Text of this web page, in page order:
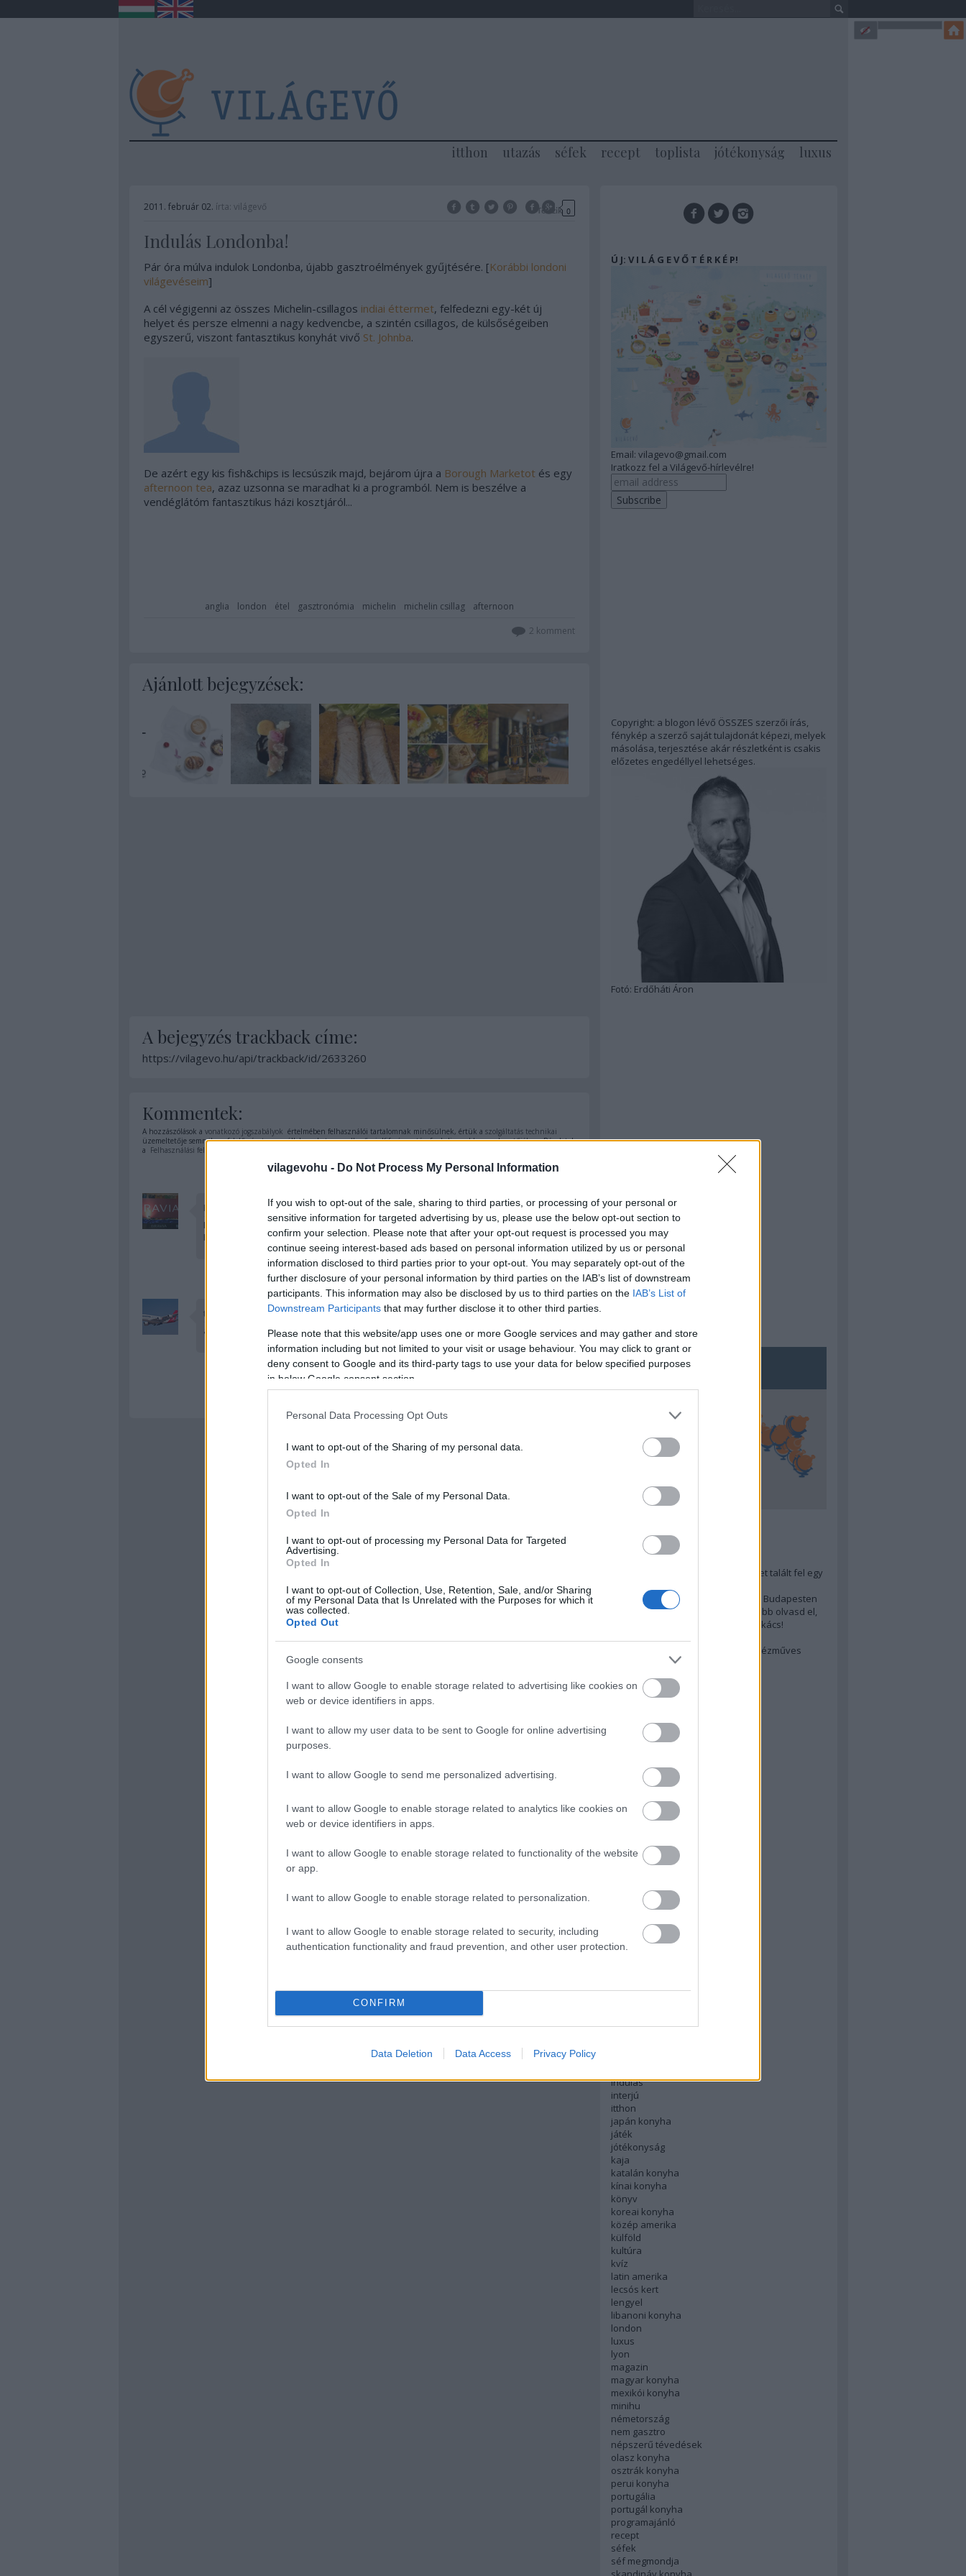
vilagevohu - Do Not Process My Personal Information
If you wish to opt-out of the sale, sharing to third parties, or processing of your personal or
sensitive information for targeted advertising by us, please use the below opt-out section to
confirm your selection. Please note that after your opt-out request is processed you may
continue seeing interest-based ads based on personal information utilized by us or personal
information disclosed to third parties prior to your opt-out. You may separately opt-out of the
further disclosure of your personal information by third parties on the IAB’s list of downstream
participants. This information may also be disclosed by us to third parties on the IAB’s List of
Downstream Participants that may further disclose it to other third parties.
Please note that this website/app uses one or more Google services and may gather and store
information including but not limited to your visit or usage behaviour. You may click to grant or
deny consent to Google and its third-party tags to use your data for below specified purposes
in below Google consent section.
Personal Data Processing Opt Outs
I want to opt-out of the Sharing of my personal data.
Opted In
I want to opt-out of the Sale of my Personal Data.
Opted In
I want to opt-out of processing my Personal Data for Targeted
Advertising.
Opted In
I want to opt-out of Collection, Use, Retention, Sale, and/or Sharing
of my Personal Data that Is Unrelated with the Purposes for which it
was collected.
Opted Out
Google consents
I want to allow Google to enable storage related to advertising like cookies on
web or device identifiers in apps.
I want to allow my user data to be sent to Google for online advertising
purposes.
I want to allow Google to send me personalized advertising.
I want to allow Google to enable storage related to analytics like cookies on
web or device identifiers in apps.
I want to allow Google to enable storage related to functionality of the website
or app.
I want to allow Google to enable storage related to personalization.
I want to allow Google to enable storage related to security, including
authentication functionality and fraud prevention, and other user protection.
CONFIRM
Data Deletion Data Access Privacy Policy
itthon utazás séfek recept toplista jótékonyság luxus
2011. február 02. írta: világevő Tetszik 0
Indulás Londonba!
Pár óra múlva indulok Londonba, újabb gasztroélmények gyűjtésére. [Korábbi londoni
világevéseim]
A cél végigenni az összes Michelin-csillagos indiai éttermet, felfedezni egy-két új
helyet és persze elmenni a nagy kedvencbe, a szintén csillagos, de külsőségeiben
egyszerű, viszont fantasztikus konyhát vivő St. Johnba.
De azért egy kis fish&chips is lecsúszik majd, bejárom újra a Borough Marketotés egy
afternoon tea, azaz uzsonna se maradhat ki a programból. Nem is beszélve a
vendéglátóm fantasztikus házi kosztjáról...
anglia london étel gasztronómia michelin michelin csillag
afternoon
2 komment
Ajánlott bejegyzések:
A bejegyzés trackback címe:
https://vilagevo.hu/api/trackback/id/2633260
Kommentek:
A hozzászólások a vonatkozó jogszabályok értelmében felhasználói tartalomnak minősülnek, értük a szolgáltatás technikai
üzemeltetője semmilyen felelősséget nem vállal, azokat nem ellenőrzi. Kifogás esetén forduljon a blog szerkesztőjéhez. Részletek
a Felhasználási feltételekben
BraviaBoy
2011.02.03. 14:15:42
Hajrá! Ismét csak irigylem a munkádat! :)
Lassan közeleg ám a böjt is! :)
Válasz erre
thepret http://teneriferepulojegys.hu/
2011.05.28. 15:40:56
álom állás:-)
Válasz erre
Ú J: V I L Á G E V Ő T É R K É P!
Email: vilagevo@gmail.com
Iratkozz fel a Világevő-hírlevélre!
Copyright: a blogon lévő ÖSSZES szerzői írás,
fénykép a szerző saját tulajdonát képezi, melyek
másolása, terjesztése akár részletként is csakis
előzetes engedéllyel lehetséges.
Fotó: Erdőháti Áron
TOP5
Annyira menő Budapest-térképet talált fel egy
A 10 legjobb (elérhető árú) ebéd Budapesten
Szakács akarsz lenni? Akkor előbb olvasd el,
mit gondol erről egy magyar szakács!
Budapest rejtett kincsei: orosz kézműves
afrikai konyha
ázsiai konyha
baszk konyha
belgium
bocusedor
bocuse dor
dél amerika
English
északi konyha
francia konyha
holland konyha
indulás
interjú
itthon
japán konyha
játék
jótékonyság
kaja
katalán konyha
kínai konyha
könyv
koreai konyha
közép amerika
külföld
kultúra
kvíz
latin amerika
lecsós kert
lengyel
libanoni konyha
london
luxus
lyon
magazin
magyar konyha
mexikói konyha
minihu
németország
nem gasztro
népszerű tévedések
olasz konyha
osztrák konyha
perui konyha
portugália
portugál konyha
programajánló
recept
séfek
séf megmondja